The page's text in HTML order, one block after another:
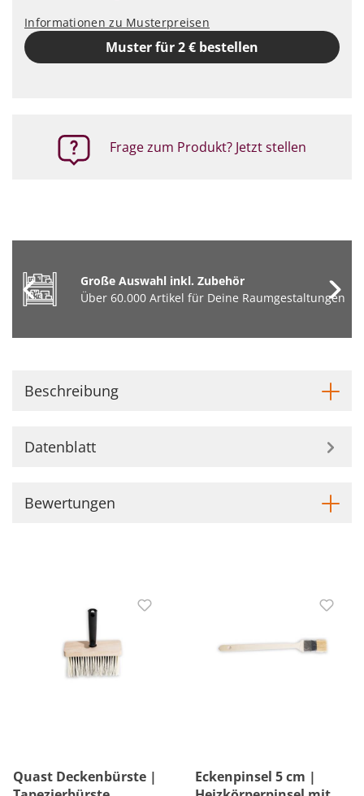
Informationen zu Musterpreisen
Muster für 2 € bestellen
Frage zum Produkt? Jetzt stellen
Große Auswahl inkl. Zubehör
Über 60.000 Artikel für Deine Raumgestaltungen
Beschreibung
Datenblatt
Bewertungen
Quast Deckenbürste |
Eckenpinsel 5 cm |